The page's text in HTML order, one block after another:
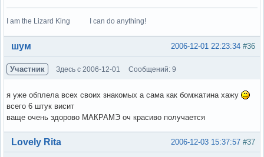
I am the Lizard King I can do anything!
Вне форума #36
2006-12-01 22:23:34
шум
Участник Здесь с 2006-12-01 Сообщений: 9
я уже обплела всех своих знакомых а сама как бомжатина хажу
всего 6 штук висит
ваще очень здорово МАКРАМЭ оч красиво получается
Вне форума #37
2006-12-03 15:37:57
Lovely Rita